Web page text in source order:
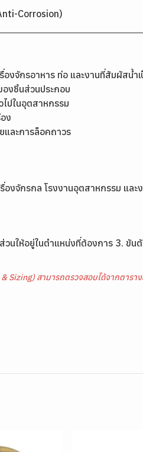
Corrosion)
งจักรอาหาร ท่อ และงานที่สัมผัสน้ำเ
องชิ้นส่วนประกอบ
ปในอุตสาหกรรม
ง
และการล็อคถาวร
งจักรกล โรงงานอุตสาหกรรม และ
นให้อยู่ในตำแหน่งที่ต้องการ 3. ขั
Sizing) สามารถตรวจสอบได้จากตารา